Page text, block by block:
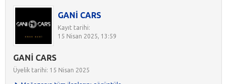
GANİ CARS
Kayıt tarihi:
15 Nisan 2025, 13:59
GANİ CARS
Üyelik tarihi: 15 Nisan 2025